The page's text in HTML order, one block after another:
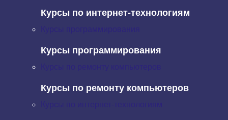
Курсы по интернет-технологиям
Курсы программирования
Курсы по ремонту компьютеров
Язык Python
Наука о данных и Python
Машинное обучение
Scikit Learn